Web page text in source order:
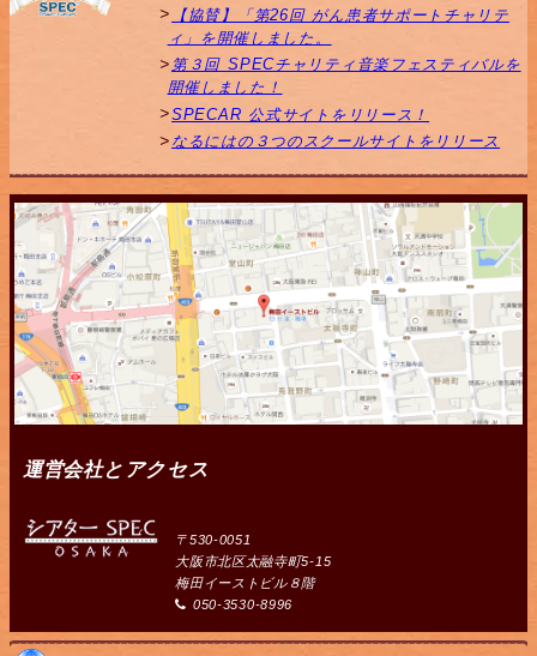
【協賛】「第26回 がん患者サポートチャリテ
ィ」を開催しました。
第３回 SPECチャリティ音楽フェスティバルを
開催しました！
SPECAR 公式サイトをリリース！
なるにはの３つのスクールサイトをリリース
運営会社とアクセス
〒530-0051
大阪市北区太融寺町5-15
梅田イーストビル８階
050-3530-8996